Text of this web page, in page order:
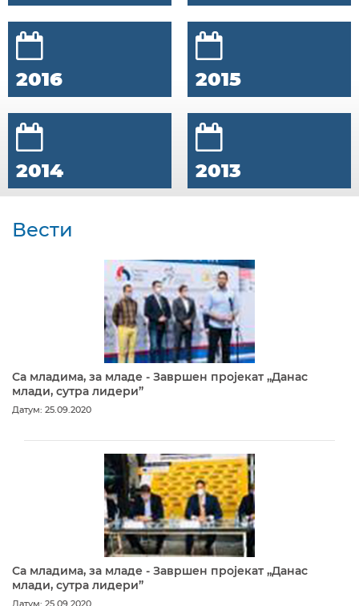
2016 2015
2014 2013
Вести
Са младима, за младе - Завршен пројекат „Данас
млади, сутра лидери”
Датум: 25.09.2020
Са младима, за младе - Завршен пројекат „Данас
млади, сутра лидери”
Датум: 25.09.2020